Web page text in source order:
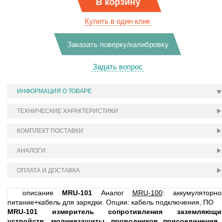
В корзину
Купить в один клик
Заказать поверку/калибровку
Задать вопрос
ИНФОРМАЦИЯ О ТОВАРЕ
ТЕХНИЧЕСКИЕ ХАРАКТЕРИСТИКИ
КОМПЛЕКТ ПОСТАВКИ
АНАЛОГИ
ОПЛАТА И ДОСТАВКА
описание MRU-101 Аналог MRU-100:
питание+кабель для зарядки. Опции: кабель подключения, ПО
MRU-101 измеритель сопротивления